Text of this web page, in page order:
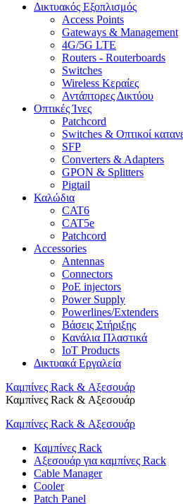
Δικτυακός Εξοπλισμός
Access Points
Gateways & Management
4G/5G LTE
Routers - Routerboards
Switches
Wireless Κεραίες
Αντάπτορες Δικτύου
Οπτικές Ίνες
Patchcord
Switches & Οπτικοί
SFP
Converters & Adapters
GPON & Splitters
Pigtail
Καλώδια
CAT6
CAT5e
Patchcord
Accessories
Antennas
Connectors
PoE injectors
Power Supply
Powerlines/Extenders
Βάσεις Στήριξης
Κανάλια Πλαστικά
IoT Products
Δικτυακά Εργαλεία
Καμπίνες Rack & Αξεσουάρ
Καμπίνες Rack & Αξεσουάρ
Καμπίνες Rack & Αξεσουάρ
Καμπίνες Rack
Αξεσουάρ για καμπίνες Rack
Cable Manager
Cooler
Patch Panel